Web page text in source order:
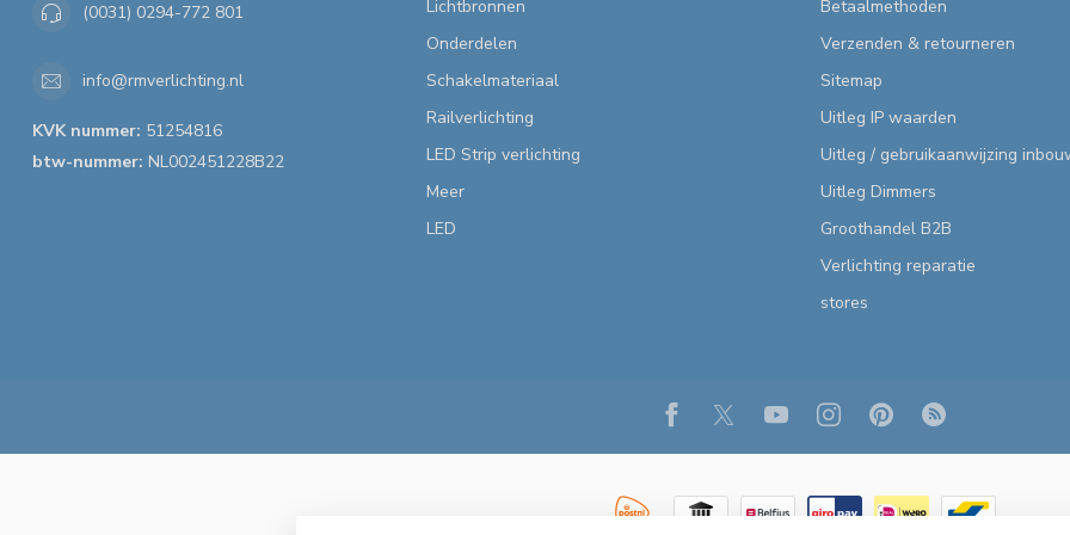
(0031) 0294-772 801
info@rmverlichting.nl
KVK nummer: 51254816
btw-nummer: NL002451228B22
Lichtbronnen
Onderdelen
Schakelmateriaal
Railverlichting
LED Strip verlichting
Meer
LED
Betaalmethoden
Verzenden & retourneren
Sitemap
Uitleg IP waarden
Uitleg / gebruikaanwijzing
Uitleg Dimmers
Groothandel B2B
Verlichting reparatie
stores